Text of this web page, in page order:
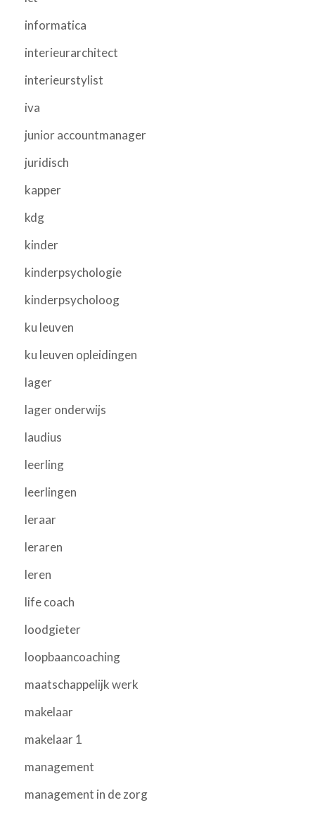
informatica
interieurarchitect
interieurstylist
iva
junior accountmanager
juridisch
kapper
kdg
kinder
kinderpsychologie
kinderpsycholoog
ku leuven
ku leuven opleidingen
lager
lager onderwijs
laudius
leerling
leerlingen
leraar
leraren
leren
life coach
loodgieter
loopbaancoaching
maatschappelijk werk
makelaar
makelaar 1
management
management in de zorg